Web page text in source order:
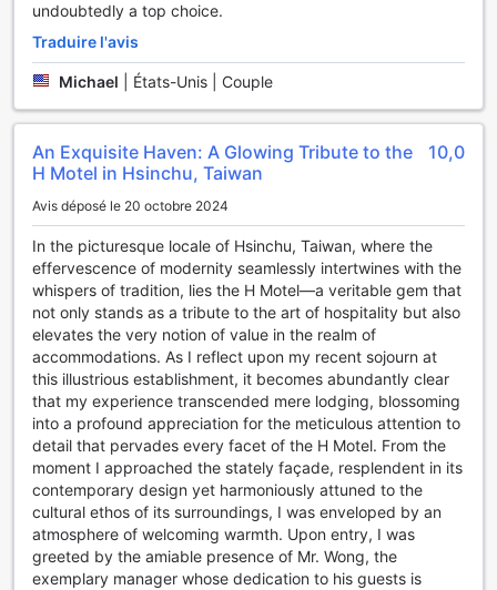
undoubtedly a top choice.
Traduire l'avis
Michael États-Unis | Couple
An Exquisite Haven: A Glowing Tribute to the
H Motel in Hsinchu, Taiwan
10,0
Avis déposé le 20 octobre 2024
In the picturesque locale of Hsinchu, Taiwan, where the
effervescence of modernity seamlessly intertwines with the
whispers of tradition, lies the H Motel—a veritable gem that
not only stands as a tribute to the art of hospitality but also
elevates the very notion of value in the realm of
accommodations. As I reflect upon my recent sojourn at
this illustrious establishment, it becomes abundantly clear
that my experience transcended mere lodging, blossoming
into a profound appreciation for the meticulous attention to
detail that pervades every facet of the H Motel. From the
moment I approached the stately façade, resplendent in its
contemporary design yet harmoniously attuned to the
cultural ethos of its surroundings, I was enveloped by an
atmosphere of welcoming warmth. Upon entry, I was
greeted by the amiable presence of Mr. Wong, the
exemplary manager whose dedication to his guests is